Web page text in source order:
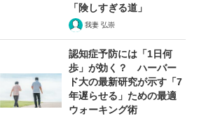
「険しすぎる道」
我妻 弘崇
認知症予防には「1日何
歩」が効く？ ハーバー
ド大の最新研究が示す「7
年遅らせる」ための最適
ウォーキング術